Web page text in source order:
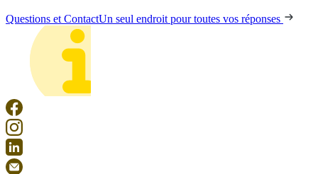
Questions et ContactUn seul endroit pour toutes vos réponses